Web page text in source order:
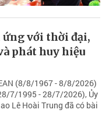
với thời đại,
phát huy hiệu
(8/8/1967 - 8/8/2026)
7/1995 - 28/7/2026), Ủy
Lê Hoài Trung đã có bài